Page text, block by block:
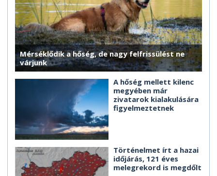
Mérséklődik a hőség, de nagy felfrissülést ne
várjunk
A hőség mellett kilenc
megyében már
zivatarok kialakulására
figyelmeztetnek
Történelmet írt a hazai
időjárás, 121 éves
melegrekord is megdőlt